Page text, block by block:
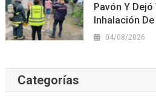
Pavón Y
Inhalación
04/08/2026
Categorías